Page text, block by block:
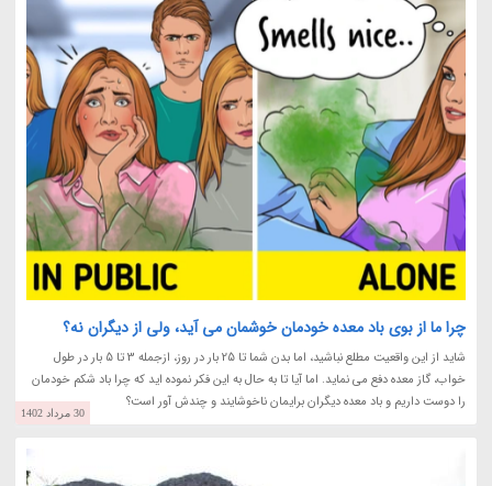
چرا ما از بوی باد معده خودمان خوشمان می آید، ولی از دیگران نه؟
شاید از این واقعیت مطلع نباشید، اما بدن شما تا 25 بار در روز، ازجمله 3 تا 5 بار در طول
خواب، گاز معده دفع می نماید. اما آیا تا به حال به این فکر نموده اید که چرا باد شکم خودمان
را دوست داریم و باد معده دیگران برایمان ناخوشایند و چندش آور است؟
30 مرداد 1402